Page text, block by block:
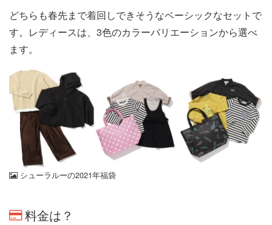
どちらも春先まで着回しできそうなベーシックなセットで
す。レディースは、3色のカラーバリエーションから選べ
ます。
シューラルーの2021年福袋
料金は？